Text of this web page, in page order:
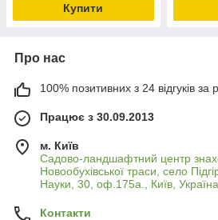
Купити
Про нас
100% позитивних з 24 відгуків за
Працює з 30.09.2013
м. Київ
Садово-ландшафтний центр
Новообухівської траси, село
Науки, 30, оф.175а., Київ, Україна
Контакти